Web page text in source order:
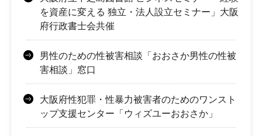
を資産に変える 独立・法人設立セミナー」大阪
府行政書士会共催
男性のための性被害相談「おおさか男性の性被
害相談」窓口
大阪府性犯罪・性暴力被害者のためのワンスト
ップ支援センター「ウィズユーおおさか」